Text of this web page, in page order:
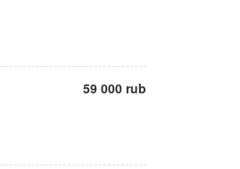
59 000 rub